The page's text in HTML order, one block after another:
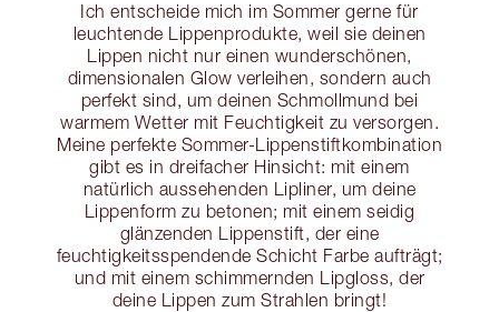
Ich entscheide mich im Sommer gerne für
leuchtende Lippenprodukte, weil sie deinen
Lippen nicht nur einen wunderschönen,
dimensionalen Glow verleihen, sondern auch
perfekt sind, um deinen Schmollmund bei
warmem Wetter mit Feuchtigkeit zu versorgen.
Meine perfekte Sommer-Lippenstiftkombination
gibt es in dreifacher Hinsicht: mit einem
natürlich aussehenden Lipliner, um deine
Lippenform zu betonen; mit einem seidig
glänzenden Lippenstift, der eine
feuchtigkeitsspendende Schicht Farbe aufträgt;
und mit einem schimmernden Lipgloss, der
deine Lippen zum Strahlen bringt!